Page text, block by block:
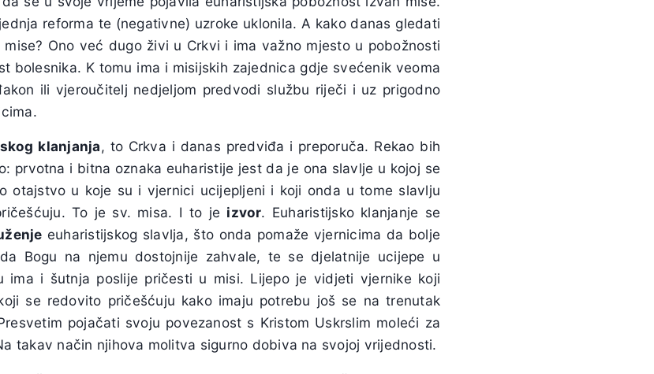
reforma te (negativne) uzroke uklonila. A kako danas gledati
Ono već dugo živi u Crkvi i ima važno mjesto u pobožnosti
bolesnika. K tomu ima i misijskih zajednica gdje svećenik veoma
ili vjeroučitelj nedjeljom predvodi službu riječi i uz prigodno
klanjanja, to Crkva i danas predviđa i preporuča. Rekao bih
prvotna i bitna oznaka euharistije jest da je ona slavlje u kojoj se
otajstvo u koje su i vjernici ucijepljeni i koji onda u tome slavlju
To je sv. misa. I to je izvor. Euharistijsko klanjanje se
euharistijskog slavlja, što onda pomaže vjernicima da bolje
Bogu na njemu dostojnije zahvale, te se djelatnije ucijepe u
ima i šutnja poslije pričesti u misi. Lijepo je vidjeti vjernike koji
se redovito pričešćuju kako imaju potrebu još se na trenutak
pojačati svoju povezanost s Kristom Uskrslim moleći za
takav način njihova molitva sigurno dobiva na svojoj vrijednosti.